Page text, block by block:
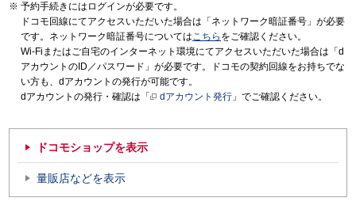
予約手続きにはログインが必要です。
ドコモ回線にてアクセスいただいた場合は「ネットワーク暗証番号」が必要
です。ネットワーク暗証番号についてはこちら をご確認ください。
Wi-Fiまたはご自宅のインターネット環境にてアクセスいただいた場合は「d
アカウントのID／パスワード」が必要です。ドコモの契約回線をお持ちでな
い方も、dアカウントの発行が可能です。
dアカウントの発行・確認は「
dアカウント発行 」でご確認ください。
ドコモショップを表示
量販店などを表示